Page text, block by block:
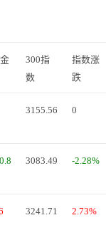
300指
数
指数涨
跌
3155.56 0
3083.49 -2.28%
3241.71 2.73%